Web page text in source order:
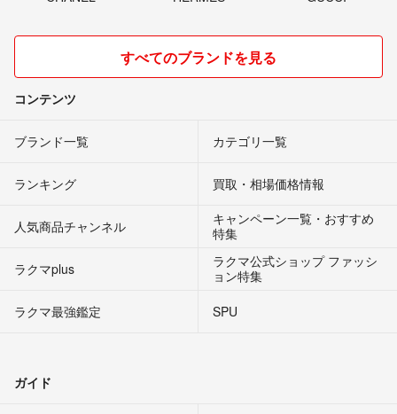
すべてのブランドを見る
コンテンツ
ブランド一覧 カテゴリ一覧
ランキング 買取・相場価格情報
人気商品チャンネル
キャンペーン一覧・おすすめ
特集
ラクマplus
ラクマ公式ショップ ファッシ
ョン特集
ラクマ最強鑑定
SPU
ガイド